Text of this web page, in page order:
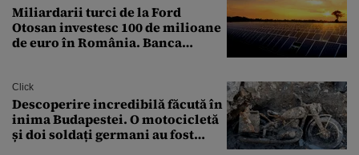
Miliardarii turci de la Ford
Otosan investesc 100 de milioane
de euro în România. Banca
Click
Descoperire incredibilă făcută în
inima Budapestei. O motocicletă
și doi soldați germani au fost